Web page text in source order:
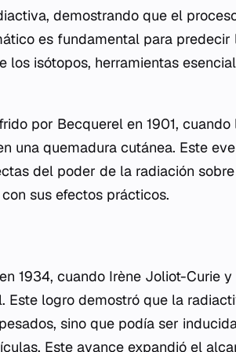
demostrando que el
es fundamental para
isótopos, herramientas
por Becquerel en 1901,
una quemadura cutánea. Este
del poder de la radiación
sus efectos prácticos.
1934, cuando Irène Joliot-Curie
logro demostró que la
sino que podía ser
Este avance expandió el